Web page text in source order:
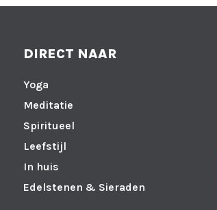
DIRECT NAAR
Yoga
Meditatie
Spiritueel
Leefstijl
In huis
Edelstenen & Sieraden